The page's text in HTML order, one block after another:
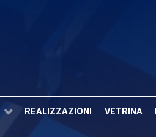
REALIZZAZIONI VETRINA